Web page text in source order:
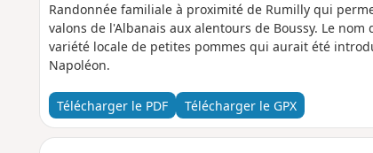
Randonnée familiale à proximité de Rumilly qui
valons de l'Albanais aux alentours de Boussy. Le
variété locale de petites pommes qui aurait été
Napoléon.
Télécharger le PDF Télécharger le GPX